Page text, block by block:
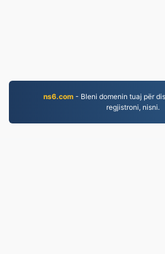
ns6.com- Bleni domenin tuaj për
regjistroni, nisni.